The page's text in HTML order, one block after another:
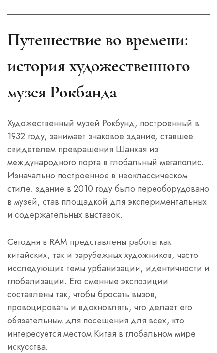
Путешествие во времени:
история художественного
музея Рокбанда
Художественный музей Рокбунд, построенный в
1932 году, занимает знаковое здание, ставшее
свидетелем превращения Шанхая из
международного порта в глобальный мегаполис.
Изначально построенное в неоклассическом
стиле, здание в 2010 году было переоборудовано
в музей, став площадкой для экспериментальных
и содержательных выставок.
Сегодня в RAM представлены работы как
китайских, так и зарубежных художников, часто
исследующих темы урбанизации, идентичности и
глобализации. Его сменные экспозиции
составлены так, чтобы бросать вызов,
провоцировать и вдохновлять, что делает его
обязательным для посещения для всех, кто
интересуется местом Китая в глобальном мире
искусства.